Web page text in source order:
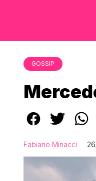
GOSSIP
Fabiano Minacci